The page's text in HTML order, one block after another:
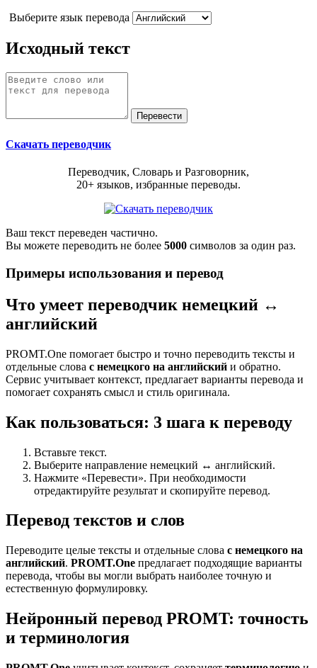
Выберите язык перевода
Исходный текст
Скачать переводчик
Переводчик, Словарь и Разговорник,
20+ языков, избранные переводы.
Ваш текст переведен частично.
Вы можете переводить не более 5000 символов за один раз.
Примеры использования и перевод
Что умеет переводчик немецкий ↔
английский
PROMT.One помогает быстро и точно переводить тексты и
отдельные слова с немецкого на английский и обратно.
Сервис учитывает контекст, предлагает варианты перевода и
помогает сохранять смысл и стиль оригинала.
Как пользоваться: 3 шага к переводу
Вставьте текст.
Выберите направление немецкий ↔ английский.
Нажмите «Перевести». При необходимости
отредактируйте результат и скопируйте перевод.
Перевод текстов и слов
Переводите целые тексты и отдельные слова с немецкого на
английский. PROMT.One предлагает подходящие варианты
перевода, чтобы вы могли выбрать наиболее точную и
естественную формулировку.
Нейронный перевод PROMT: точность
и терминология